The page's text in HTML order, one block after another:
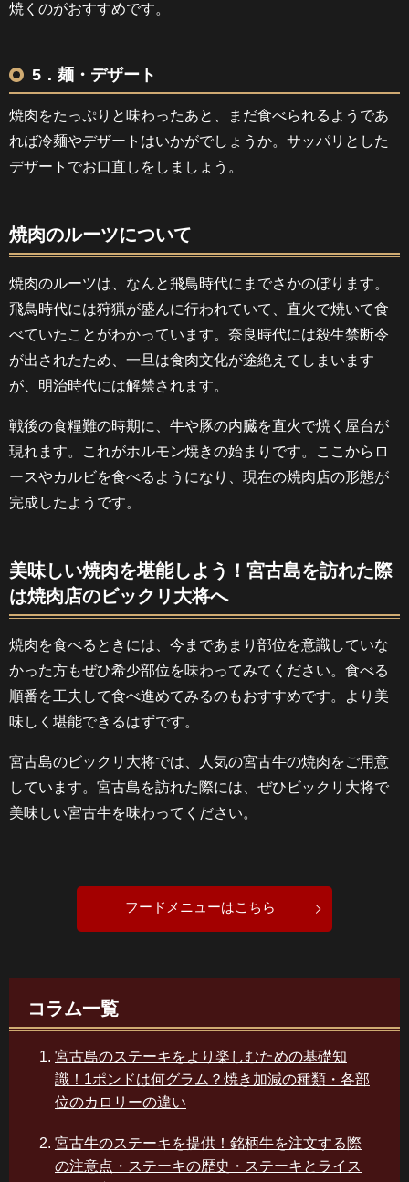
焼くのがおすすめです。
5．麺・デザート
焼肉をたっぷりと味わったあと、まだ食べられるようであ
れば冷麺やデザートはいかがでしょうか。サッパリとした
デザートでお口直しをしましょう。
焼肉のルーツについて
焼肉のルーツは、なんと飛鳥時代にまでさかのぼります。
飛鳥時代には狩猟が盛んに行われていて、直火で焼いて食
べていたことがわかっています。奈良時代には殺生禁断令
が出されたため、一旦は食肉文化が途絶えてしまいます
が、明治時代には解禁されます。
戦後の食糧難の時期に、牛や豚の内臓を直火で焼く屋台が
現れます。これがホルモン焼きの始まりです。ここからロ
ースやカルビを食べるようになり、現在の焼肉店の形態が
完成したようです。
美味しい焼肉を堪能しよう！宮古島を訪れた際
は焼肉店のビックリ大将へ
焼肉を食べるときには、今まであまり部位を意識していな
かった方もぜひ希少部位を味わってみてください。食べる
順番を工夫して食べ進めてみるのもおすすめです。より美
味しく堪能できるはずです。
宮古島のビックリ大将では、人気の宮古牛の焼肉をご用意
しています。宮古島を訪れた際には、ぜひビックリ大将で
美味しい宮古牛を味わってください。
フードメニューはこちら
コラム一覧
宮古島のステーキをより楽しむための基礎知
識！1ポンドは何グラム？焼き加減の種類・各部
位のカロリーの違い
宮古牛のステーキを提供！銘柄牛を注文する際
の注意点・ステーキの歴史・ステーキとライス